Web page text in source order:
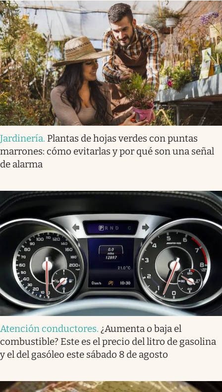
Jardinería. Plantas de hojas verdes con puntas
marrones: cómo evitarlas y por qué son una señal
de alarma
Atención conductores. ¿Aumenta o baja el
combustible? Este es el precio del litro de gasolina
y el del gasóleo este sábado 8 de agosto